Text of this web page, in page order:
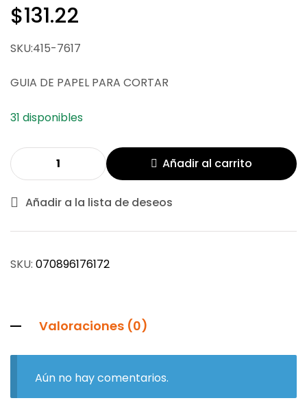
$131.22
SKU:415-7617
GUIA DE PAPEL PARA CORTAR
31 disponibles
Añadir al carrito
Añadir a la lista de deseos
SKU: 070896176172
Valoraciones (0)
Aún no hay comentarios.